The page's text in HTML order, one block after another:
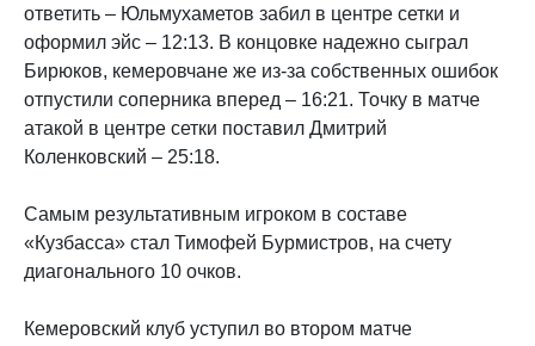
ответить – Юльмухаметов забил в центре сетки и
оформил эйс – 12:13. В концовке надежно сыграл
Бирюков, кемеровчане же из-за собственных ошибок
отпустили соперника вперед – 16:21. Точку в матче
атакой в центре сетки поставил Дмитрий
Коленковский – 25:18.
Самым результативным игроком в составе
«Кузбасса» стал Тимофей Бурмистров, на счету
диагонального 10 очков.
Кемеровский клуб уступил во втором матче